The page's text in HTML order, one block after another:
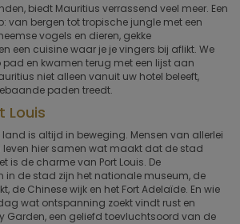
biedt Mauritius verrassend veel meer. Een
van bergen tot tropische jungle met een
vogels en dieren, gekke
een cuisine waar je je vingers bij aflikt. We
en kwamen terug met een lijst aan
niet alleen vanuit uw hotel beleeft,
paden treedt.
Louis
is altijd in beweging. Mensen van allerlei
leven hier samen wat maakt dat de stad
is de charme van Port Louis. De
in de stad zijn het nationale museum, de
de Chinese wijk en het Fort Adelaïde. En wie
wat ontspanning zoekt vindt rust en
Garden, een geliefd toevluchtsoord van de